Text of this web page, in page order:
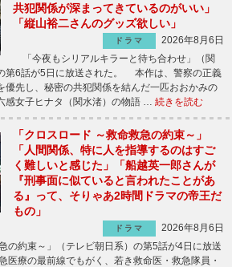
共犯関係が深まってきているのがいい」
「縦山裕二さんのグッズ欲しい」
ドラマ
2026年8月6日
「今夜もシリアルキラーと待ち合わせ」（関
第6話が5日に放送された。 本作は、警察の正義
優先し、秘密の共犯関係を結んだ一匹おおかみの
感女子ヒナタ（関水渚）の物語 … 続きを読む
「クロスロード ～救命救急の約束～」
「人間関係、特に人を指導するのはすご
く難しいと感じた」「船越英一郎さんが
『刑事面に似ていると言われたことがあ
る』って、そりゃあ2時間ドラマの帝王だ
もの」
ドラマ
2026年8月6日
の約束～」（テレビ朝日系）の第5話が4日に放送
療の最前線でもがく、若き救命医・救急隊員・